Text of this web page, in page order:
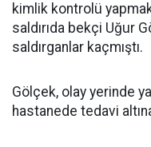
kimlik kontrolü
saldırıda bekçi Uğur
saldırganlar kaçmıştı.
Gölçek, olay yerinde
hastanede tedavi altına